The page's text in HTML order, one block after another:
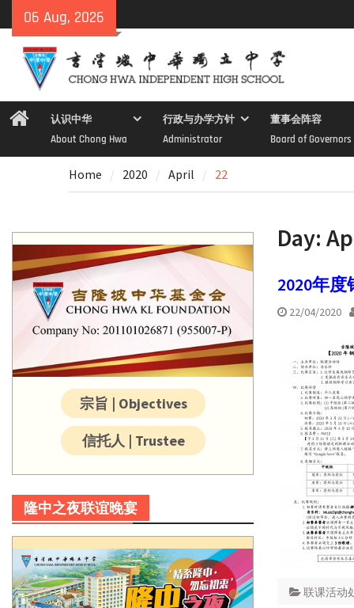
to
content
06 Aug, 2026
Home认识中华
About Chong Hwa
行政与办学方针
Administrator
董事会阵容
Board of Governors
Home 2020 April 22
Day:
2020年
22/04/2020
联课活动
宗旨 | Objectives
信托人 | Trustee
隆中之夜联谊晚宴